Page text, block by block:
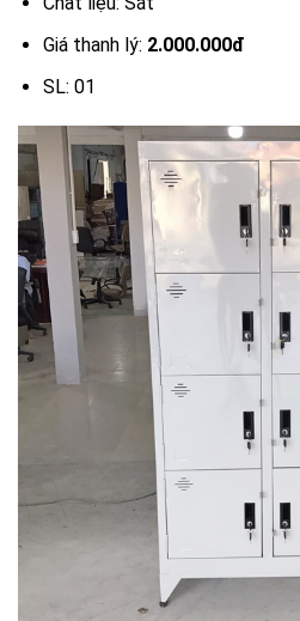
Giá thanh lý: 2.000.000đ
SL: 01